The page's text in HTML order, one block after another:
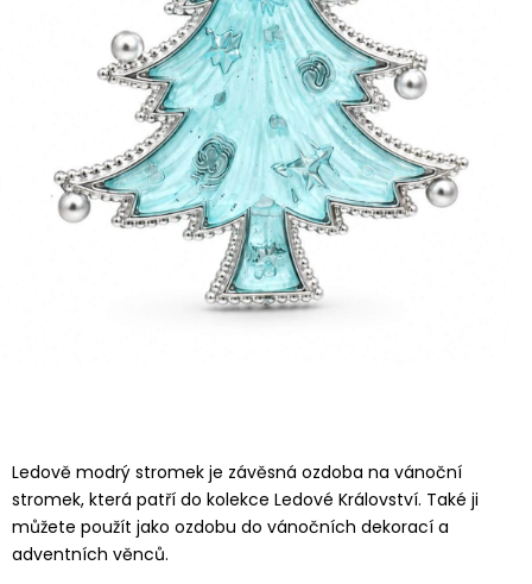
Ledově modrý stromek je závěsná ozdoba na vánoční
stromek, která patří do kolekce Ledové Království. Také ji
můžete použít jako ozdobu do vánočních dekorací a
adventních věnců.